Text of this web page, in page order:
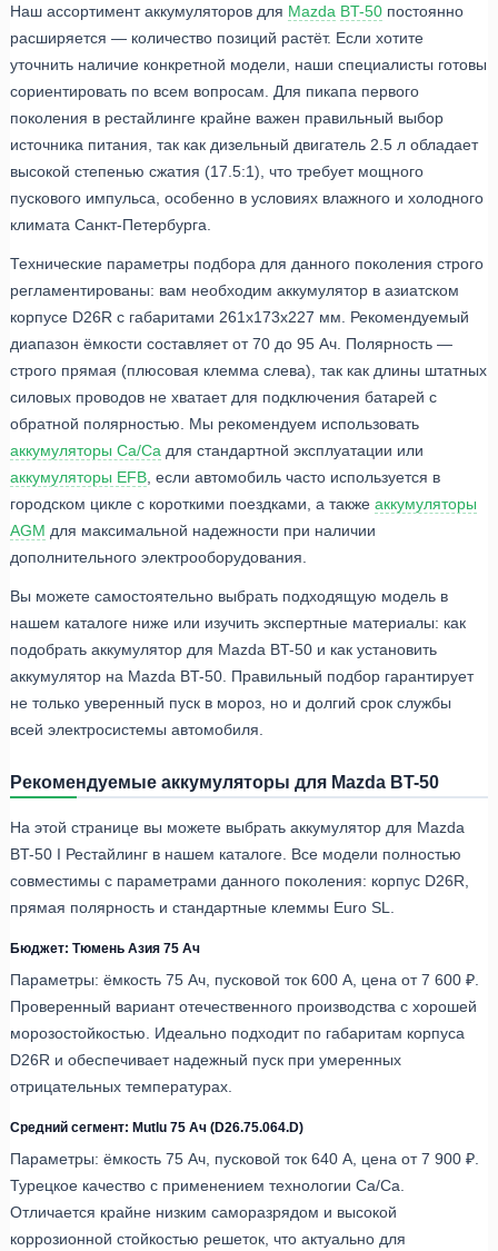
Наш ассортимент аккумуляторов для Mazda BT-50 постоянно
расширяется — количество позиций растёт. Если хотите
уточнить наличие конкретной модели, наши специалисты готовы
сориентировать по всем вопросам. Для пикапа первого
поколения в рестайлинге крайне важен правильный выбор
источника питания, так как дизельный двигатель 2.5 л обладает
высокой степенью сжатия (17.5:1), что требует мощного
пускового импульса, особенно в условиях влажного и холодного
климата Санкт-Петербурга.
Технические параметры подбора для данного поколения строго
регламентированы: вам необходим аккумулятор в азиатском
корпусе D26R с габаритами 261x173x227 мм. Рекомендуемый
диапазон ёмкости составляет от 70 до 95 Ач. Полярность —
строго прямая (плюсовая клемма слева), так как длины штатных
силовых проводов не хватает для подключения батарей с
обратной полярностью. Мы рекомендуем использовать
аккумуляторы Ca/Ca для стандартной эксплуатации или
аккумуляторы EFB , если автомобиль часто используется в
городском цикле с короткими поездками, а также аккумуляторы
AGM для максимальной надежности при наличии
дополнительного электрооборудования.
Вы можете самостоятельно выбрать подходящую модель в
нашем каталоге ниже или изучить экспертные материалы: как
подобрать аккумулятор для Mazda BT-50 и как установить
аккумулятор на Mazda BT-50. Правильный подбор гарантирует
не только уверенный пуск в мороз, но и долгий срок службы
всей электросистемы автомобиля.
Рекомендуемые аккумуляторы для Mazda BT-50
На этой странице вы можете выбрать аккумулятор для Mazda
BT-50 I Рестайлинг в нашем каталоге. Все модели полностью
совместимы с параметрами данного поколения: корпус D26R,
прямая полярность и стандартные клеммы Euro SL.
Бюджет: Тюмень Азия 75 Ач
Параметры: ёмкость 75 Ач, пусковой ток 600 А, цена от 7 600 ₽.
Проверенный вариант отечественного производства с хорошей
морозостойкостью. Идеально подходит по габаритам корпуса
D26R и обеспечивает надежный пуск при умеренных
отрицательных температурах.
Средний сегмент: Mutlu 75 Ач (D26.75.064.D)
Параметры: ёмкость 75 Ач, пусковой ток 640 А, цена от 7 900 ₽.
Турецкое качество с применением технологии Ca/Ca.
Отличается крайне низким саморазрядом и высокой
коррозионной стойкостью решеток, что актуально для